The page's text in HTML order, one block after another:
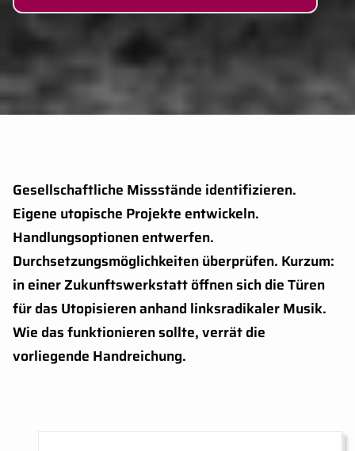
Kurzbeschreibung:
Gesellschaftliche Missstände identifizieren.
Eigene utopische Projekte entwickeln.
Handlungsoptionen entwerfen.
Durchsetzungsmöglichkeiten überprüfen. Kurzum:
in einer Zukunftswerkstatt öffnen sich die Türen
für das Utopisieren anhand linksradikaler Musik.
Wie das funktionieren sollte, verrät die
vorliegende Handreichung.